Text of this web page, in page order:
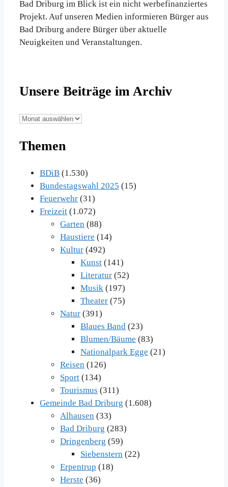
Bad Driburg im Blick ist ein nicht werbefinanziertes
Projekt. Auf unseren Medien informieren Bürger aus
Bad Driburg andere Bürger über aktuelle
Neuigkeiten und Veranstaltungen.
Unsere Beiträge im Archiv
Unsere
im
Themen
BDiB (1.530)
Bundestagswahl 2025 (15)
Feuerwehr (31)
Freizeit (1.072)
Garten (88)
Haustiere (14)
Kultur (492)
Kunst (141)
Literatur (52)
Musik (197)
Theater (75)
Natur (391)
Blaues Band (23)
Blumen/Bäume (83)
Nationalpark Egge (21)
Reisen (126)
Sport (134)
Tourismus (311)
Gemeinde Bad Driburg (1.608)
Alhausen (33)
Bad Driburg (283)
Dringenberg (59)
Siebenstern (22)
Erpentrup (18)
Herste (36)